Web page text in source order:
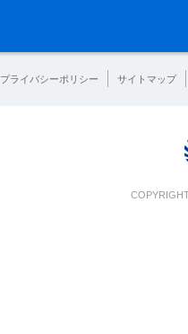
プライバシーポリシー サイトマップ